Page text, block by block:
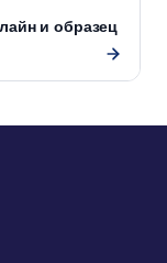
и образец